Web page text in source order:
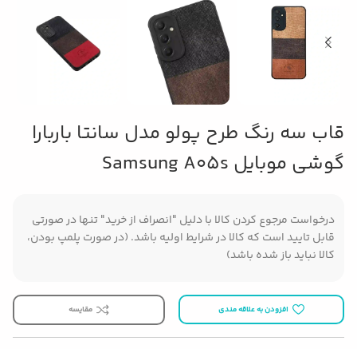
قاب سه رنگ طرح پولو مدل سانتا باربارا
گوشی موبایل Samsung A05s
درخواست مرجوع کردن کالا با دلیل "انصراف از خرید" تنها در صورتی
قابل تایید است که کالا در شرایط اولیه باشد. (در صورت پلمپ بودن،
کالا نباید باز شده باشد)
افزودن به علاقه مندی مقایسه